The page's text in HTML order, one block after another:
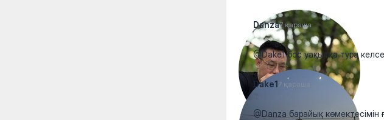
Danza7 қараша
@Dake1 бос уақытқа тура
Dake17 қараша
@Danza барайық көмектесімін